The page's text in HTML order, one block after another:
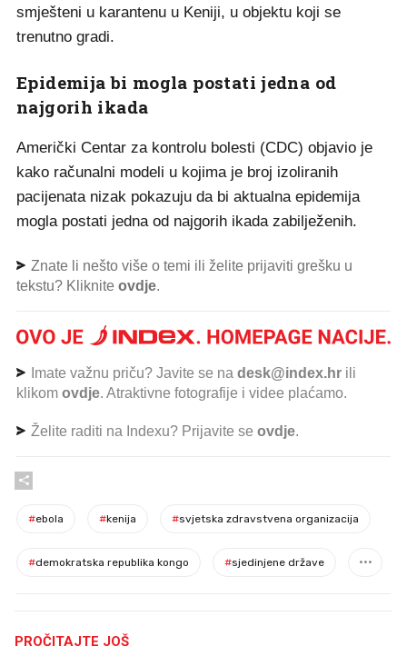
smješteni u karantenu u Keniji, u objektu koji se
trenutno gradi.
Epidemija bi mogla postati jedna od
najgorih ikada
Američki Centar za kontrolu bolesti (CDC) objavio je
kako računalni modeli u kojima je broj izoliranih
pacijenata nizak pokazuju da bi aktualna epidemija
mogla postati jedna od najgorih ikada zabilježenih.
Znate li nešto više o temi ili želite prijaviti grešku u
tekstu? Kliknite ovdje.
Imate važnu priču? Javite se na desk@index.hr ili
klikom ovdje. Atraktivne fotografije i videe plaćamo.
Želite raditi na Indexu? Prijavite se ovdje.
#ebola #kenija #svjetska zdravstvena organizacija
#demokratska republika kongo #sjedinjene države
PROČITAJTE JOŠ